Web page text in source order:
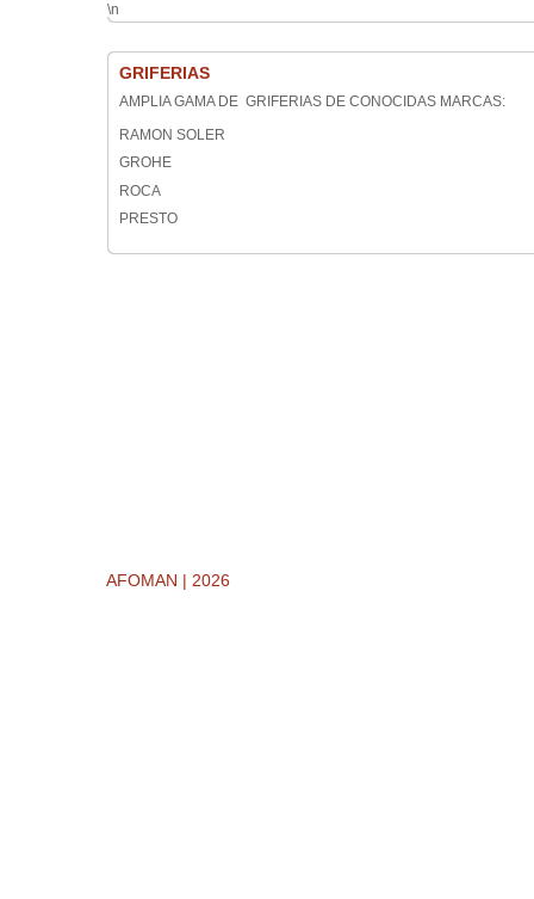
\n
GRIFERIAS
AMPLIA GAMA DE GRIFERIAS DE CONOCIDAS MARCAS:
RAMON SOLER
GROHE
ROCA
PRESTO
AFOMAN | 2026